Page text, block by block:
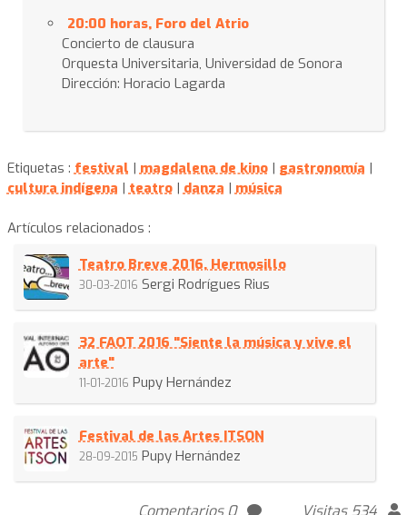
20:00 horas, Foro del Atrio
Concierto de clausura
Orquesta Universitaria, Universidad de Sonora
Dirección: Horacio Lagarda
Etiquetas : festival | magdalena de kino| gastronomía |
cultura indígena | teatro| danza | música
Artículos relacionados :
Teatro Breve 2016, Hermosillo
30-03-2016 Sergi Rodrígues Rius
32 FAOT 2016 "Siente la música y vive el
arte"
11-01-2016 Pupy Hernández
Festival de las Artes ITSON
28-09-2015 Pupy Hernández
Comentarios 0 Visitas 534